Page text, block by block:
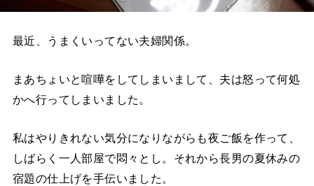
最近、うまくいってない夫婦関係。
まあちょいと喧嘩をしてしまいまして、夫は怒って何処
かへ行ってしまいました。
私はやりきれない気分になりながらも夜ご飯を作って、
しばらく一人部屋で悶々とし。それから長男の夏休みの
宿題の仕上げを手伝いました。